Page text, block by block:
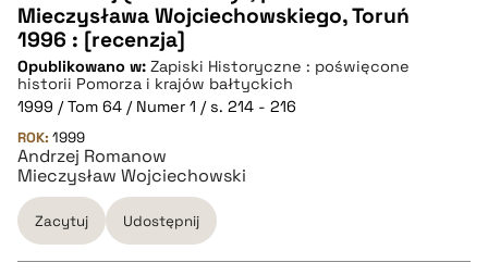
pobierz cytat
BIBTEX
pobierz cytat
Mieczysława Wojciechowskiego, Toruń
1996 : [recenzja]
Opublikowano w: Zapiski Historyczne : poświęcone
historii Pomorza i krajów bałtyckich
1999 / Tom 64 / Numer 1 / s. 214 - 216
ROK: 1999
Andrzej Romanow
Mieczysław Wojciechowski
Zacytuj Udostępnij